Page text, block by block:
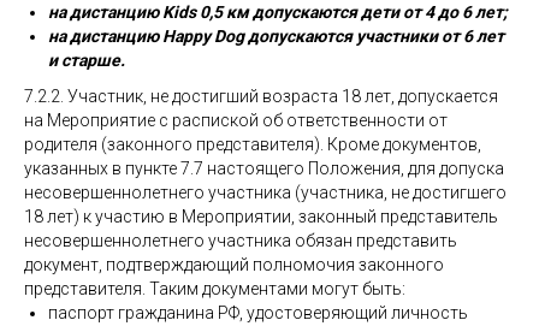
на дистанцию Kids 0,5 км допускаются дети от 4 до 6 лет;
на дистанцию Happy Dog допускаются участники от 6 лет
и старше.
7.2.2. Участник, не достигший возраста 18 лет, допускается
на Мероприятие с распиской об ответственности от
родителя (законного представителя). Кроме документов,
указанных в пункте 7.7 настоящего Положения, для допуска
несовершеннолетнего участника (участника, не достигшего
18 лет) к участию в Мероприятии, законный представитель
несовершеннолетнего участника обязан представить
документ, подтверждающий полномочия законного
представителя. Таким документами могут быть:
паспорт гражданина РФ, удостоверяющий личность